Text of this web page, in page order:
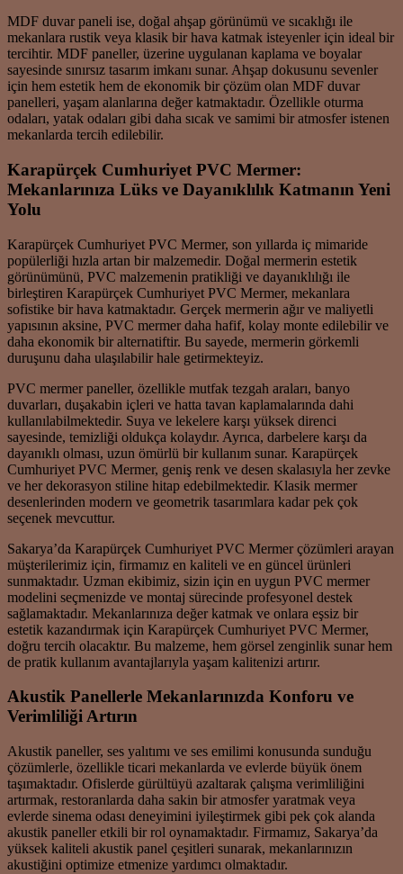
MDF duvar paneli ise, doğal ahşap görünümü ve sıcaklığı ile
mekanlara rustik veya klasik bir hava katmak isteyenler için ideal bir
tercihtir. MDF paneller, üzerine uygulanan kaplama ve boyalar
sayesinde sınırsız tasarım imkanı sunar. Ahşap dokusunu sevenler
için hem estetik hem de ekonomik bir çözüm olan MDF duvar
panelleri, yaşam alanlarına değer katmaktadır. Özellikle oturma
odaları, yatak odaları gibi daha sıcak ve samimi bir atmosfer istenen
mekanlarda tercih edilebilir.
Karapürçek Cumhuriyet PVC Mermer:
Mekanlarınıza Lüks ve Dayanıklılık Katmanın Yeni
Yolu
Karapürçek Cumhuriyet PVC Mermer, son yıllarda iç mimaride
popülerliği hızla artan bir malzemedir. Doğal mermerin estetik
görünümünü, PVC malzemenin pratikliği ve dayanıklılığı ile
birleştiren Karapürçek Cumhuriyet PVC Mermer, mekanlara
sofistike bir hava katmaktadır. Gerçek mermerin ağır ve maliyetli
yapısının aksine, PVC mermer daha hafif, kolay monte edilebilir ve
daha ekonomik bir alternatiftir. Bu sayede, mermerin görkemli
duruşunu daha ulaşılabilir hale getirmekteyiz.
PVC mermer paneller, özellikle mutfak tezgah araları, banyo
duvarları, duşakabin içleri ve hatta tavan kaplamalarında dahi
kullanılabilmektedir. Suya ve lekelere karşı yüksek direnci
sayesinde, temizliği oldukça kolaydır. Ayrıca, darbelere karşı da
dayanıklı olması, uzun ömürlü bir kullanım sunar. Karapürçek
Cumhuriyet PVC Mermer, geniş renk ve desen skalasıyla her zevke
ve her dekorasyon stiline hitap edebilmektedir. Klasik mermer
desenlerinden modern ve geometrik tasarımlara kadar pek çok
seçenek mevcuttur.
Sakarya’da Karapürçek Cumhuriyet PVC Mermer çözümleri arayan
müşterilerimiz için, firmamız en kaliteli ve en güncel ürünleri
sunmaktadır. Uzman ekibimiz, sizin için en uygun PVC mermer
modelini seçmenizde ve montaj sürecinde profesyonel destek
sağlamaktadır. Mekanlarınıza değer katmak ve onlara eşsiz bir
estetik kazandırmak için Karapürçek Cumhuriyet PVC Mermer,
doğru tercih olacaktır. Bu malzeme, hem görsel zenginlik sunar hem
de pratik kullanım avantajlarıyla yaşam kalitenizi artırır.
Akustik Panellerle Mekanlarınızda Konforu ve
Verimliliği Artırın
Akustik paneller, ses yalıtımı ve ses emilimi konusunda sunduğu
çözümlerle, özellikle ticari mekanlarda ve evlerde büyük önem
taşımaktadır. Ofislerde gürültüyü azaltarak çalışma verimliliğini
artırmak, restoranlarda daha sakin bir atmosfer yaratmak veya
evlerde sinema odası deneyimini iyileştirmek gibi pek çok alanda
akustik paneller etkili bir rol oynamaktadır. Firmamız, Sakarya’da
yüksek kaliteli akustik panel çeşitleri sunarak, mekanlarınızın
akustiğini optimize etmenize yardımcı olmaktadır.